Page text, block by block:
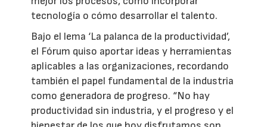
tecnología o cómo desarrollar el talento.
Bajo el lema ‘La palanca de la productividad’,
el Fórum quiso aportar ideas y herramientas
aplicables a las organizaciones, recordando
también el papel fundamental de la industria
como generadora de progreso. “No hay
productividad sin industria, y el progreso y el